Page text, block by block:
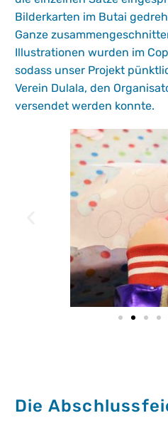
Bilderkarten im Butai
Ganze
Illustrationen wurden im
sodass unser Projekt
Verein Dulala, den
versendet werden konnte.
Die